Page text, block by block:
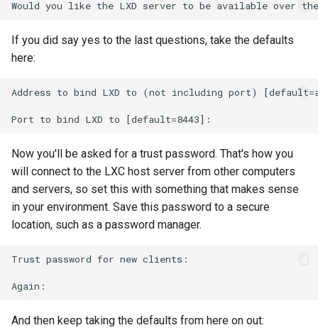
If you did say yes to the last questions, take the defaults
here:
Address to bind LXD to (not including port)
Now you'll be asked for a trust password. That's how you
will connect to the LXC host server from other computers
and servers, so set this with something that makes sense
in your environment. Save this password to a secure
location, such as a password manager.
Trust password for new clients:
And then keep taking the defaults from here on out: